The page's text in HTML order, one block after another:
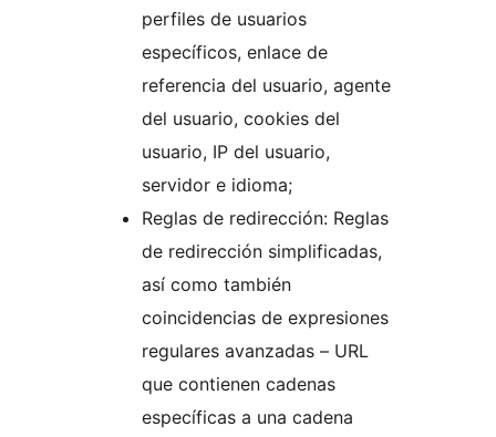
perfiles de usuarios
específicos, enlace de
referencia del usuario, agente
del usuario, cookies del
usuario, IP del usuario,
servidor e idioma;
Reglas de redirección: Reglas
de redirección simplificadas,
así como también
coincidencias de expresiones
regulares avanzadas – URL
que contienen cadenas
específicas a una cadena